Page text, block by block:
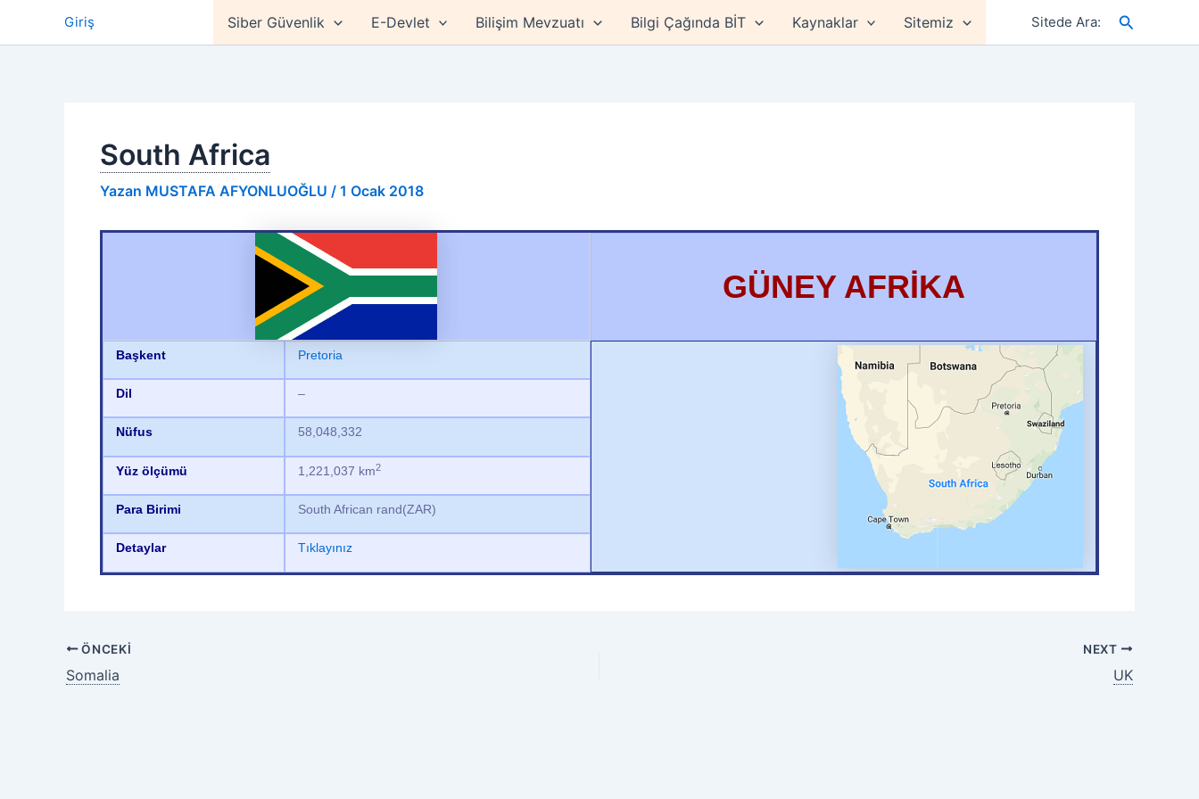
Giriş Siber Güvenlik E-Devlet Bilişim Mevzuatı Bilgi Çağında BİT Kaynaklar Sitemiz Sitede Ara: Arama
South Africa
Yazan MUSTAFA AFYONLUOĞLU / 1 Ocak 2018
GÜNEY AFRİKA
Başkent Pretoria
Dil –
Nüfus 58,048,332
Yüz ölçümü 1,221,037 km2
Para Birimi South African rand(ZAR)
Detaylar Tıklayınız
ÖNCEKI
Somalia
NEXT
UK